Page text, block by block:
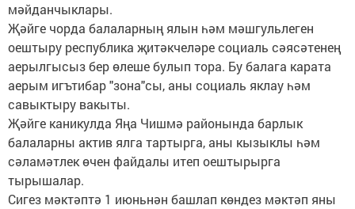
мәйданчыклары.
Җәйге чорда балаларның ялын һәм мәшгульлеген
оештыру республика җитәкчеләре социаль сәясәтенең
аерылгысыз бер өлеше булып тора. Бу балага карата
аерым игътибар "зона"сы, аны социаль яклау һәм
савыктыру вакыты.
Җәйге каникулда Яңа Чишмә районында барлык
балаларны актив ялга тартырга, аны кызыклы һәм
сәламәтлек өчен файдалы итеп оештырырга
тырышалар.
Сигез мәктәптә 1 июньнән башлап көндез мәктәп яны